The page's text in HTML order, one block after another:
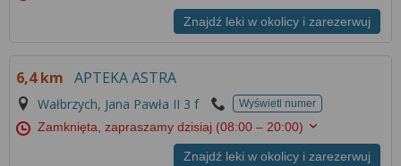
Znajdź leki w okolicy i zarezerwuj
6,4 km APTEKA ASTRA
Wałbrzych, Jana Pawła II 3 f Wyświetl numer
Zamknięta, zapraszamy dzisiaj (08:00 – 20:00)
Znajdź leki w okolicy i zarezerwuj